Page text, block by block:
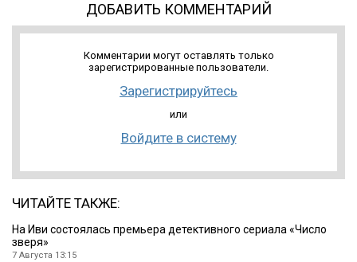
ДОБАВИТЬ КОММЕНТАРИЙ
Комментарии могут оставлять только
зарегистрированные пользователи.
Зарегистрируйтесь
или
Войдите в систему
ЧИТАЙТЕ ТАКЖЕ:
На Иви состоялась премьера детективного сериала «Число
зверя»
7 Августа 13:15